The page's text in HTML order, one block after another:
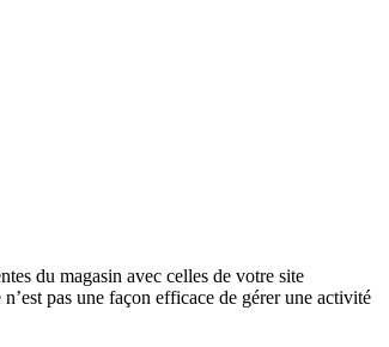
du magasin avec celles de votre site
pas une façon efficace de gérer une activité